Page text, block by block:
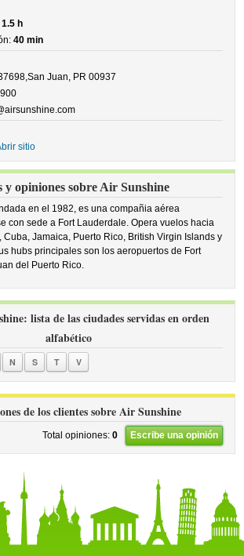
1.5 h
40 min
Juan, PR 00937
sitio
y opiniones sobre Air Sunshine
en el 1982, es una compañia aérea
con sede a Fort Lauderdale. Opera vuelos hacia
Cuba, Jamaica, Puerto Rico, British Virgin Islands y
hubs principales son los aeropuertos de Fort
del Puerto Rico.
lista de las ciudades servidas en orden
alfabético
N S T V
de los clientes sobre Air Sunshine
Total opiniones: 0 Escribe una opinión